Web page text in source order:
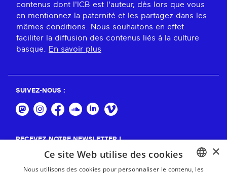
contenus dont l'ICB est l'auteur, dès lors que vous
en mentionnez la paternité et les partagez dans les
mêmes conditions. Nous souhaitons en effet
faciliter la diffusion des contenus liés à la culture
basque. En savoir plus
SUIVEZ-NOUS :
RECEVEZ NOTRE NEWSLETTER !
×
Ce site Web utilise des cookies
Nous utilisons des cookies pour personnaliser le contenu, les